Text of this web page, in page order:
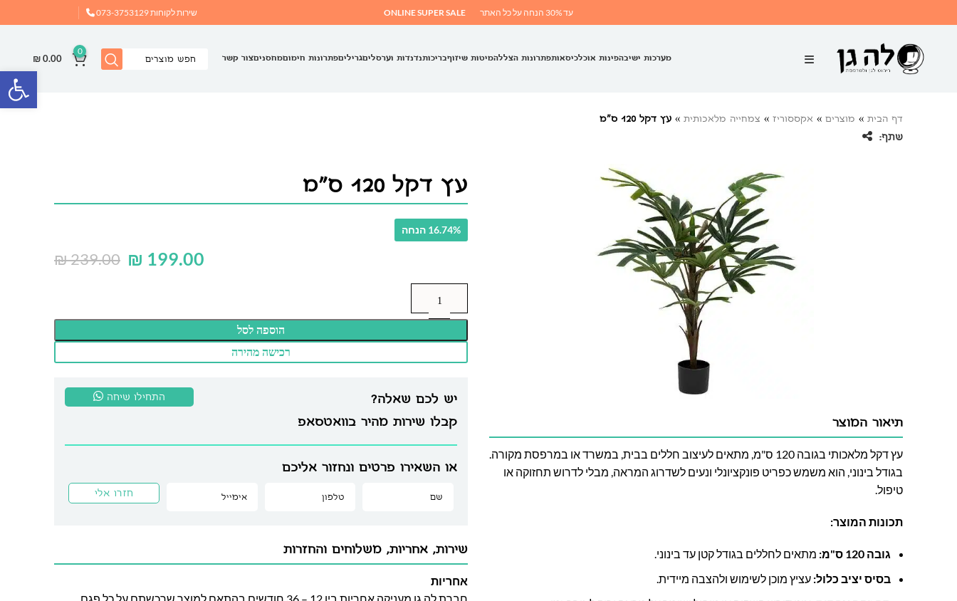
עד 30% הנחה על כל האתר ONLINE SUPER SALE שירות לקוחות073-3753129
מערכות ישיבהפינות אוכלכיסאותפתרונות הצללהמיטות שיזוףבריכותנדנדות וערסליםגריליםפתרונות חימוםמחסניםצור קשר
0
₪0.00
דף הבית » מוצרים » אקססוריז » צמחייה מלאכותית » עץ דקל 120 ס”מ
שתף:
תיאור המוצר
עץ דקל מלאכותי בגובה 120 ס"מ, מתאים לעיצוב חללים בבית, במשרד או במרפסת מקורה.
בגודל בינוני, הוא משמש כפריט פונקציונלי ונעים לשדרוג המראה, מבלי לדרוש תחזוקה או
טיפול.
תכונות המוצר:
גובה 120 ס"מ:
מתאים לחללים בגודל קטן עד בינוני.
בסיס יציב כלול: עציץ מוכן לשימוש ולהצבה מיידית.
עץ דקל 120 ס"מ
16.74% הנחה
₪239.00 ₪ 199.00
הוספה לסל
רכישה מהירה
יש לכם שאלה?
קבלו שירות מהיר בוואטסאפ
התחילו שיחה
או השאירו פרטים ונחזור אליכם
שירות, אחריות, משלוחים והחזרות
אחריות